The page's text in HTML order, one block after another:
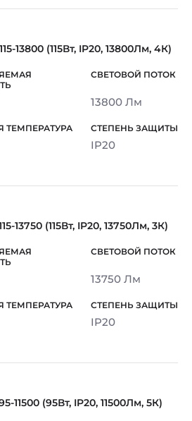
13800 (115Вт, IP20, 13800Лм, 4К)
13800 Лм
IP20
13750 (115Вт, IP20, 13750Лм, 3К)
13750 Лм
IP20
11500 (95Вт, IP20, 11500Лм, 5К)